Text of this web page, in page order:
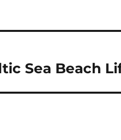
Sea Beach